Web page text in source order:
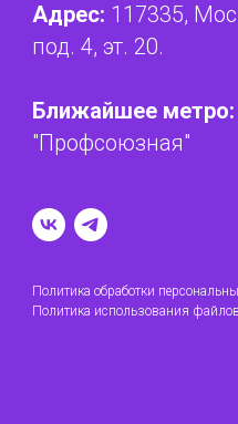
Адрес: 117335,
под. 4, эт. 20.
Ближайшее метро:
"Профсоюзная"
Политика обработки
Политика использования